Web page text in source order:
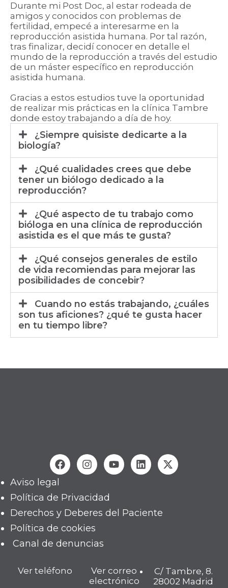
Durante mi Post Doc, al estar rodeada de
amigos y conocidos con problemas de
fertilidad, empecé a interesarme en la
reproducción asistida humana. Por tal razón,
tras finalizar, decidí conocer en detalle el
mundo de la reproducción a través del estudio
de un máster específico en reproducción
asistida humana.
Gracias a estos estudios tuve la oportunidad
de realizar mis prácticas en la clínica Tambre
donde estoy trabajando a día de hoy.
¿Siempre quisiste dedicarte a la
biología?
¿Qué cualidades crees que debe
tener un biólogo dedicado a la
reproducción?
¿Qué aspecto de tu trabajo como
bióloga en una clínica de reproducción
asistida es el que más te gusta?
¿Qué consejos generales de estilo
de vida recomiendas para mejorar las
posibilidades de concebir?
Cuando no estás trabajando, ¿cuáles
son tus aficiones? ¿qué te gusta hacer
en tu tiempo libre?
Aviso legal
Política de Privacidad
Derechos y Deberes del Paciente
Política de cookies
Canal de denuncias
Ver teléfono
Ver correo
electrónico
C/ Tambre, 8.
28002 Madrid